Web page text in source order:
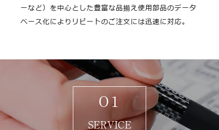
ーなど）を中⼼とした豊富な品揃え使用部品のデータ
ベース化によりリピートのご注⽂には迅速に対応。
01
SERVICE